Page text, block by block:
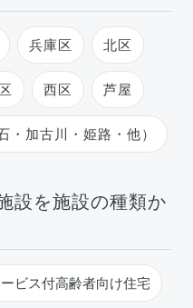
兵庫区 北区
西区 芦屋
・加古川・姫路・他）
設を施設の種類か
ビス付高齢者向け住宅